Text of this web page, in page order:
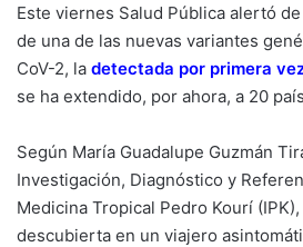
Este viernes Salud Pública alertó
de una de las nuevas variantes
CoV-2, la detectada por primera
se ha extendido, por ahora, a 20
Según María Guadalupe Guzmán
Investigación, Diagnóstico y
Medicina Tropical Pedro Kourí
descubierta en un viajero